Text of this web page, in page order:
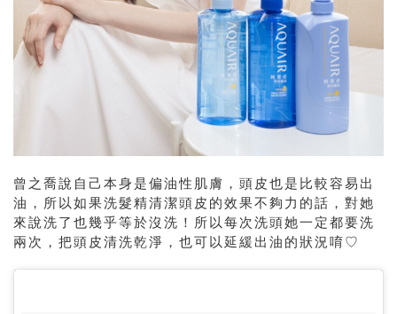
曾之喬說自己本身是偏油性肌膚，頭皮也是比較容易出
油，所以如果洗髮精清潔頭皮的效果不夠力的話，對她
來說洗了也幾乎等於沒洗！所以每次洗頭她一定都要洗
兩次，把頭皮清洗乾淨，也可以延緩出油的狀況唷♡